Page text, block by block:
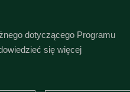
dotyczącego Programu
się więcej